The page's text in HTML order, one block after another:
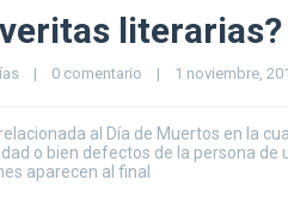
literarias?
| 0 comentario | 1 noviembre,
al Día de Muertos en la
o bien defectos de la persona
aparecen al final